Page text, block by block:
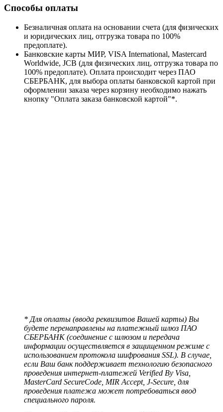
Способы оплаты
Безналичная оплата на основании счета (для физических
и юридических лиц, отгрузка товара по 100%
предоплате).
Банковские карты МИР, VISA International, Mastercard
Worldwide, JCB (для физических лиц, отгрузка товара по
100% предоплате). Оплата происходит через ПАО
СБЕРБАНК, для выбора оплаты банковской картой при
оформлении заказа через корзину необходимо нажать
кнопку "Оплата заказа банковской картой"*.
* Для оплаты (ввода реквизитов Вашей карты) Вы
будете перенаправлены на платежный шлюз ПАО
СБЕРБАНК (соединение с шлюзом и передача
информации осуществляется в защищенном режиме с
использованием протокола шифрования SSL). В случае,
если Ваш банк поддерживает технологию безопасного
проведения интернет-платежей Verified By Visa,
MasterCard SecureCode, MIR Accept, J-Secure, для
проведения платежа может потребоваться ввод
специального пароля.